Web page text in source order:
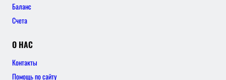
Баланс
Счета
О НАС
Контакты
Помощь по сайту